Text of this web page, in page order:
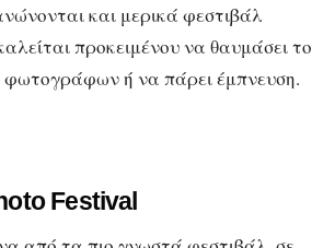
και μερικά φεστιβάλ
προκειμένου να θαυμάσει το
φωτογράφων ή να πάρει έμπνευση.
Festival